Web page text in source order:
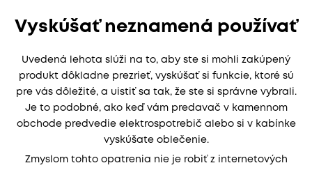
Vyskúšať neznamená používať
Uvedená lehota slúži na to, aby ste si mohli zakúpený
produkt dôkladne prezrieť, vyskúšať si funkcie, ktoré sú
pre vás dôležité, a uistiť sa tak, že ste si správne vybrali.
Je to podobné, ako keď vám predavač v kamennom
obchode predvedie elektrospotrebič alebo si v kabínke
vyskúšate oblečenie.
Zmyslom tohto opatrenia nie je robiť z internetových